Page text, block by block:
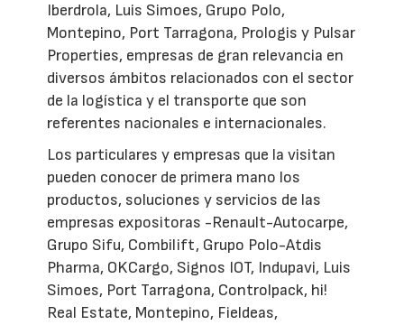
Iberdrola, Luis Simoes, Grupo Polo,
Montepino, Port Tarragona, Prologis y Pulsar
Properties, empresas de gran relevancia en
diversos ámbitos relacionados con el sector
de la logística y el transporte que son
referentes nacionales e internacionales.
Los particulares y empresas que la visitan
pueden conocer de primera mano los
productos, soluciones y servicios de las
empresas expositoras -Renault-Autocarpe,
Grupo Sifu, Combilift, Grupo Polo-Atdis
Pharma, OKCargo, Signos IOT, Indupavi, Luis
Simoes, Port Tarragona, Controlpack, hi!
Real Estate, Montepino, Fieldeas,